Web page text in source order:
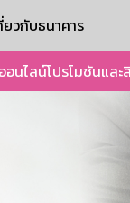
ยวกับธนาคาร
อนไลน์โปรโมชันแล